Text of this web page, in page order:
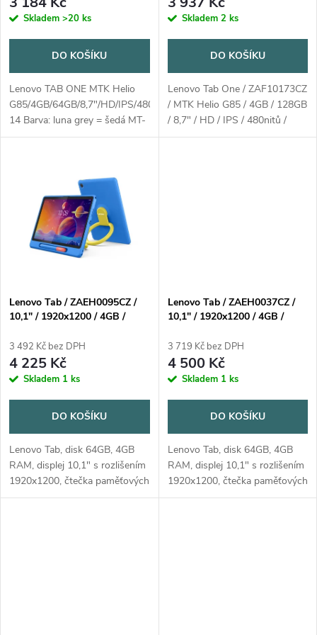
o
u
k
o
d
u
k
Skladem >20 ks
DO KOŠÍKU
Lenovo TAB ONE MTK Helio
G85/4GB/64GB/8,7"/HD/IPS/480nitů/touch/2MP+8MP/5100mAh/
14 Barva: luna grey = šedá MT-
P/N: ZAF0-0235CZ Záruka 2
Skladem 2 ks
DO KOŠÍKU
Lenovo Tab One / ZAF10173CZ
/ MTK Helio G85 / 4GB / 128GB
/ 8,7" / HD / IPS / 480nitů /
touch / LTE / 5100mAh /
Lenovo Tab / ZAEH0095CZ /
10,1" / 1920x1200 / 4GB /
3 492 Kč bez DPH
4 225 Kč
Skladem 1 ks
DO KOŠÍKU
Lenovo Tab, disk 64GB, 4GB
RAM, displej 10,1" s rozlišením
1920x1200, čtečka paměťových
karet, USB Type-C, výstup na
Lenovo Tab / ZAEH0037CZ /
10,1" / 1920x1200 / 4GB /
3 719 Kč bez DPH
4 500 Kč
Skladem 1 ks
DO KOŠÍKU
Lenovo Tab, disk 64GB, 4GB
RAM, displej 10,1" s rozlišením
1920x1200, čtečka paměťových
karet, USB Type-C, Wi-Fi,